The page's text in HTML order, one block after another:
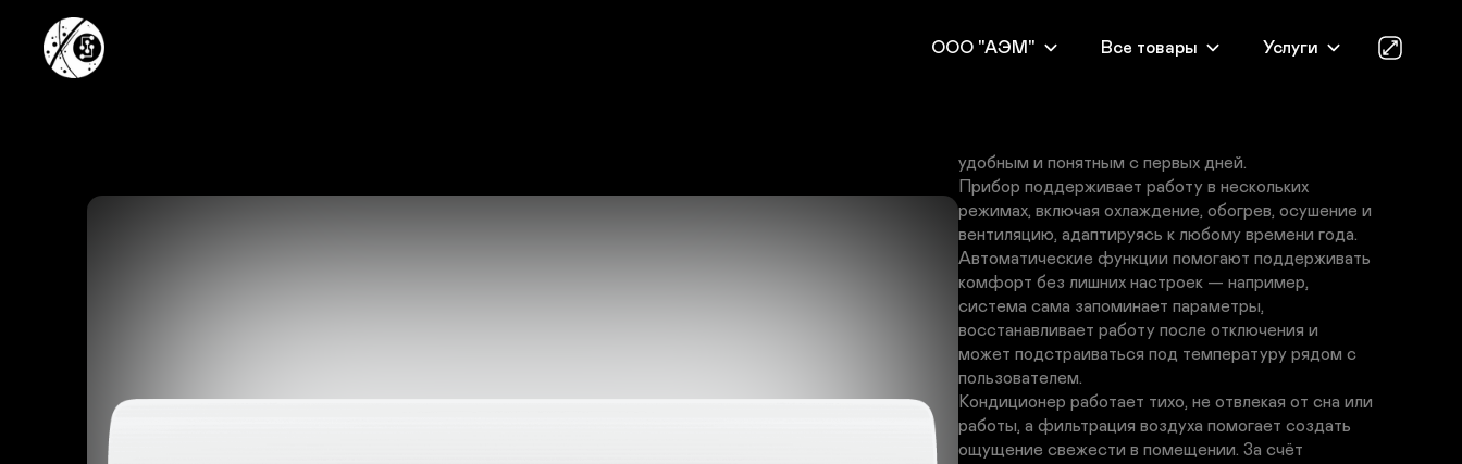
ООО "АЭМ" Все товары Услуги
Loriot LAC-24TA — это бытовая сплит-система,
удобным и понятным с первых дней.
Прибор поддерживает работу в нескольких
режимах, включая охлаждение, обогрев, осушение и
вентиляцию, адаптируясь к любому времени года.
Автоматические функции помогают поддерживать
комфорт без лишних настроек — например,
система сама запоминает параметры,
восстанавливает работу после отключения и
может подстраиваться под температуру рядом с
пользователем.
Кондиционер работает тихо, не отвлекая от сна или
работы, а фильтрация воздуха помогает создать
ощущение свежести в помещении. За счёт